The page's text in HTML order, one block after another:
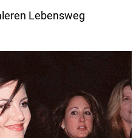
Lebensweg